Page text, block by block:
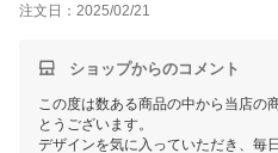
ってしまいました。一日のうち数
その辺が改善されると嬉しいな
注文日：2025/02/21
ショップからのコメント
この度は数ある商品の中から当店の
とうございます。
デザインを気に入っていただき、毎